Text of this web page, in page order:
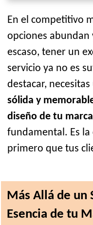
En el competitivo
opciones abundan
escaso, tener un
servicio ya no es
destacar, necesitas
sólida y
diseño de tu marca
fundamental. Es la
primero que tus
Más Allá de un
Esencia de tu